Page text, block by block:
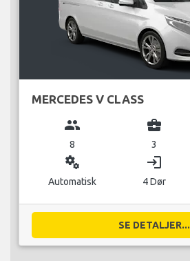
MERCEDES V CLASS
group
8
business_center
3
miscellaneous_services
Automatisk
login
4 Dør
SE DETALJER...